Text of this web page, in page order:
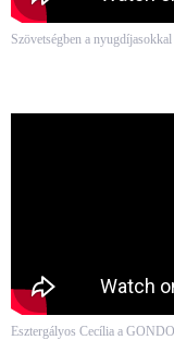
Szövetségben a nyugdíjasokkal
Esztergályos Cecília a